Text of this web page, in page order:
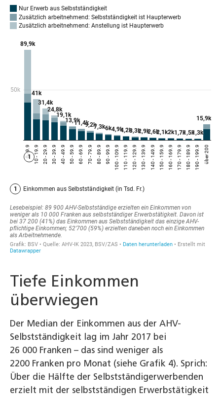
Tiefe Einkommen
überwiegen
Der Median der Einkommen aus der AHV-
Selbstständigkeit lag im Jahr 2017 bei
26 000 Franken – das sind weniger als
2200 Franken pro Monat (siehe Grafik 4). Sprich:
Über die Hälfte der Selbstständigerwerbenden
erzielt mit der selbstständigen Erwerbstätigkeit